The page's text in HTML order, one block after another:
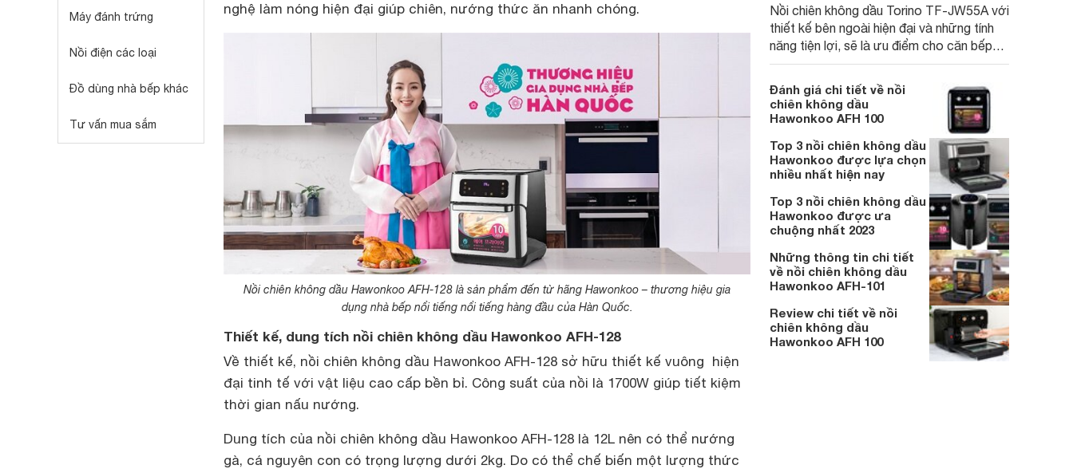
Máy đánh trứng
Nồi điện các loại
Đồ dùng nhà bếp khác
Tư vấn mua sắm
nghệ làm nóng hiện đại giúp chiên, nướng thức ăn nhanh chóng.
Nồi chiên không dầu Hawonkoo AFH-128 là sản phẩm đến từ hãng Hawonkoo – thương hiệu gia
dụng nhà bếp nổi tiếng nổi tiếng hàng đầu của Hàn Quốc.
Thiết kế, dung tích nồi chiên không dầu Hawonkoo AFH-128
Về thiết kế, nồi chiên không dầu Hawonkoo AFH-128 sở hữu thiết kế vuông hiện
đại tinh tế với vật liệu cao cấp bền bỉ. Công suất của nồi là 1700W giúp tiết kiệm
thời gian nấu nướng.
Dung tích của nồi chiên không dầu Hawonkoo AFH-128 là 12L nên có thể nướng
gà, cá nguyên con có trọng lượng dưới 2kg. Do có thể chế biến một lượng thức
Nồi chiên không dầu Torino TF-JW55A với
thiết kế bên ngoài hiện đại và những tính
năng tiện lợi, sẽ là ưu điểm cho căn bếp
gia đình bạn. Cùng Websosanh.vn đi tìm
hiểu chi tiết sản phẩm này nhé.
Đánh giá chi tiết về nồi
chiên không dầu
Hawonkoo AFH 100
Top 3 nồi chiên không dầu
Hawonkoo được lựa chọn
nhiều nhất hiện nay
Top 3 nồi chiên không dầu
Hawonkoo được ưa
chuộng nhất 2023
Những thông tin chi tiết
về nồi chiên không dầu
Hawonkoo AFH-101
Review chi tiết về nồi
chiên không dầu
Hawonkoo AFH 100